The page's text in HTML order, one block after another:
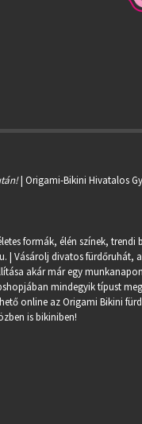
| Origami-Bikini Hivatalos
formák, élén színek, trendi
Vásárolj divatos fürdőruhát,
akár már egy
mindegyik típust
online az Origami Bikini
is bikiniben!